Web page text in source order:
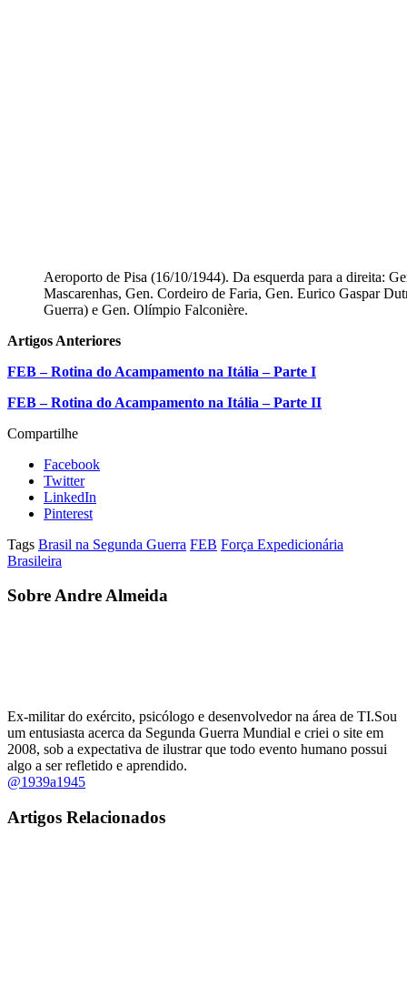
Aeroporto de Pisa (16/10/1944). Da esquerda para a direita:
Mascarenhas, Gen. Cordeiro de Faria, Gen. Eurico Gaspar
Guerra) e Gen. Olímpio Falconière.
Artigos Anteriores
FEB – Rotina do Acampamento na Itália – Parte I
FEB – Rotina do Acampamento na Itália – Parte II
Compartilhe
Facebook
Twitter
LinkedIn
Pinterest
Tags Brasil na Segunda Guerra FEB Força Expedicionária
Brasileira
Sobre Andre Almeida
Ex-militar do exército, psicólogo e desenvolvedor na área de TI.Sou
um entusiasta acerca da Segunda Guerra Mundial e criei o site em
2008, sob a expectativa de ilustrar que todo evento humano possui
algo a ser refletido e aprendido.
@1939a1945
Artigos Relacionados